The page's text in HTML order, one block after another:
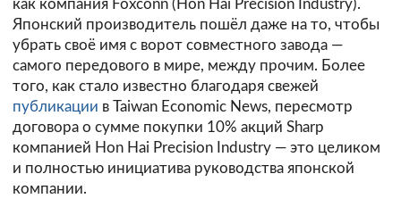
как компания Foxconn (Hon Hai Precision Industry).
Японский производитель пошёл даже на то, чтобы
убрать своё имя с ворот совместного завода —
самого передового в мире, между прочим. Более
того, как стало известно благодаря свежей
публикации в Taiwan Economic News, пересмотр
договора о сумме покупки 10% акций Sharp
компанией Hon Hai Precision Industry — это целиком
и полностью инициатива руководства японской
компании.